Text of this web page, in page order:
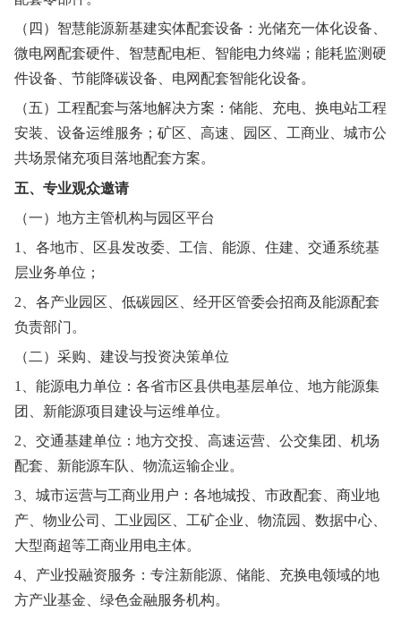
（四）智慧能源新基建实体配套设备：光储充一体化设备、
微电网配套硬件、智慧配电柜、智能电力终端；能耗监测硬
件设备、节能降碳设备、电网配套智能化设备。
（五）工程配套与落地解决方案：储能、充电、换电站工程
安装、设备运维服务；矿区、高速、园区、工商业、城市公
共场景储充项目落地配套方案。
五、专业观众邀请
（一）地方主管机构与园区平台
1、各地市、区县发改委、工信、能源、住建、交通系统基
层业务单位；
2、各产业园区、低碳园区、经开区管委会招商及能源配套
负责部门。
（二）采购、建设与投资决策单位
1、能源电力单位：各省市区县供电基层单位、地方能源集
团、新能源项目建设与运维单位。
2、交通基建单位：地方交投、高速运营、公交集团、机场
配套、新能源车队、物流运输企业。
3、城市运营与工商业用户：各地城投、市政配套、商业地
产、物业公司、工业园区、工矿企业、物流园、数据中心、
大型商超等工商业用电主体。
4、产业投融资服务：专注新能源、储能、充换电领域的地
方产业基金、绿色金融服务机构。